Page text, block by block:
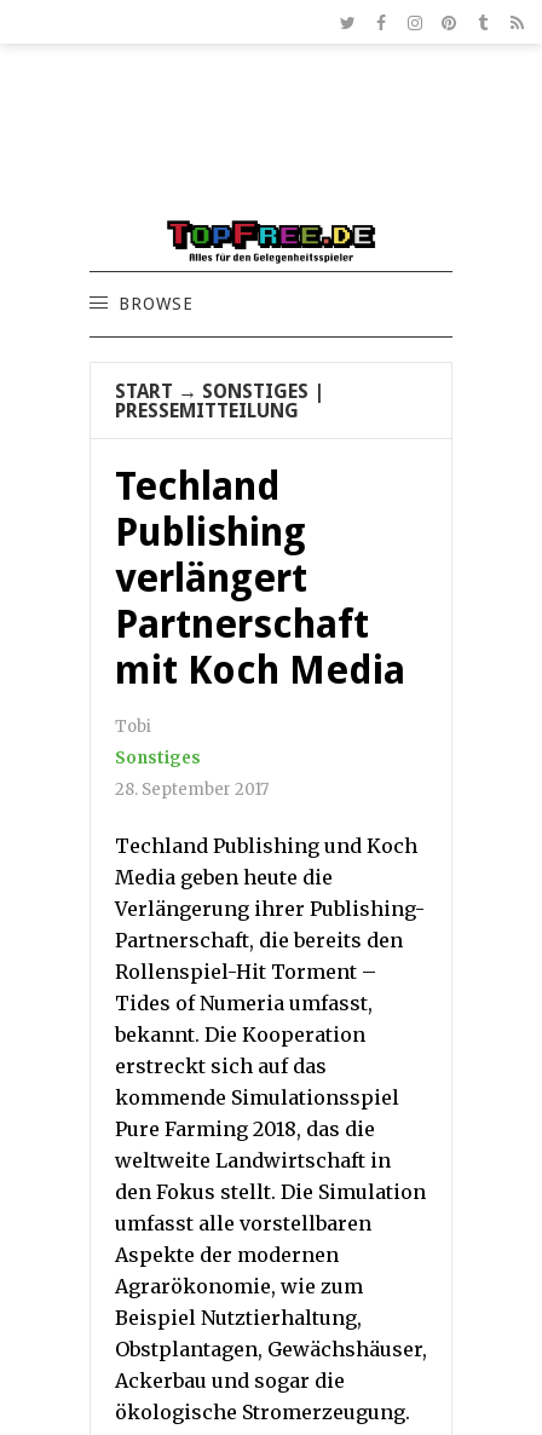
BROWSE
START → SONSTIGES
PRESSEMITTEILUNG
Techland
Publishing
verlängert
Partnerschaft
mit Koch Media
Tobi
Sonstiges
28. September 2017
Techland Publishing und Koch
Media geben heute die
Verlängerung ihrer Publishing-
Partnerschaft, die bereits den
Rollenspiel-Hit Torment –
Tides of Numeria umfasst,
bekannt. Die Kooperation
erstreckt sich auf das
kommende Simulationsspiel
Pure Farming 2018, das die
weltweite Landwirtschaft in
den Fokus stellt. Die Simulation
umfasst alle vorstellbaren
Aspekte der modernen
Agrarökonomie, wie zum
Beispiel Nutztierhaltung,
Obstplantagen, Gewächshäuser,
Ackerbau und sogar die
ökologische Stromerzeugung.